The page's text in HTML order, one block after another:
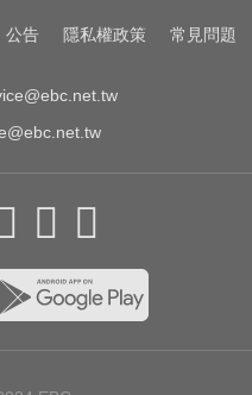
月登陸澳
公告 隱私權政策 常見問題